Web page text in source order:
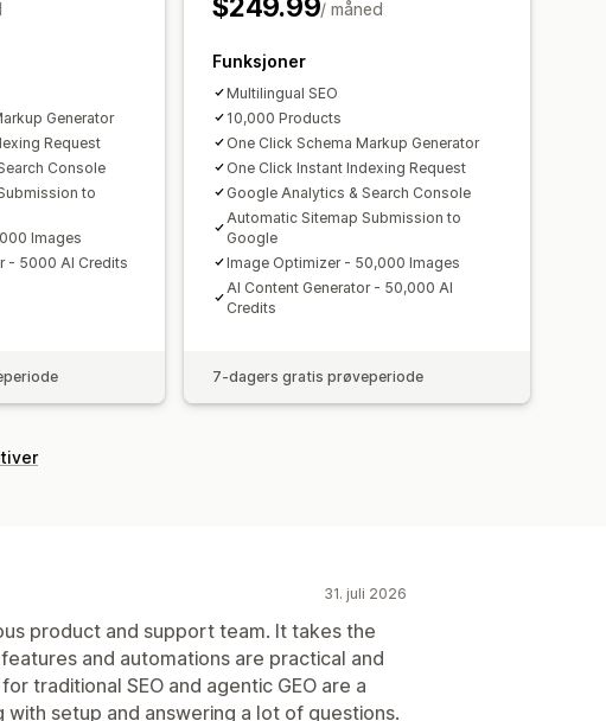
Trafikk til nettstedet
Generator
Request
Console
to
Images
- 5000 AI Credits
$249.99/ måned
Funksjoner
Multilingual SEO
10,000 Products
One Click Schema Markup Generator
One Click Instant Indexing Request
Google Analytics & Search Console
Automatic Sitemap Submission to
Google
Image Optimizer - 50,000 Images
AI Content Generator - 50,000 AI
Credits
7-dagers gratis prøveperiode
31. juli 2026
product and support team. It takes the
and automations are practical and
traditional SEO and agentic GEO are a
with setup and answering a lot of questions.